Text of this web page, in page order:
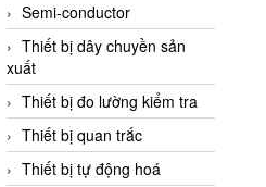
Semi-conductor
Thiết bị dây chuyền sản
xuất
Thiết bị đo lường kiểm tra
Thiết bị quan trắc
Thiết bị tự động hoá